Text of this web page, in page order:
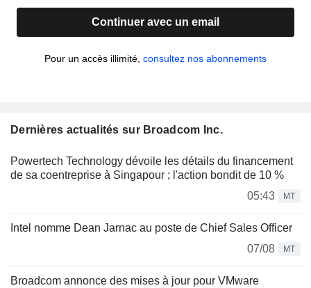
Continuer avec un email
Pour un accès illimité, consultez nos abonnements
Dernières actualités sur Broadcom Inc.
Powertech Technology dévoile les détails du financement
de sa coentreprise à Singapour ; l'action bondit de 10 %
05:43
MT
Intel nomme Dean Jarnac au poste de Chief Sales Officer
07/08
MT
Broadcom annonce des mises à jour pour VMware